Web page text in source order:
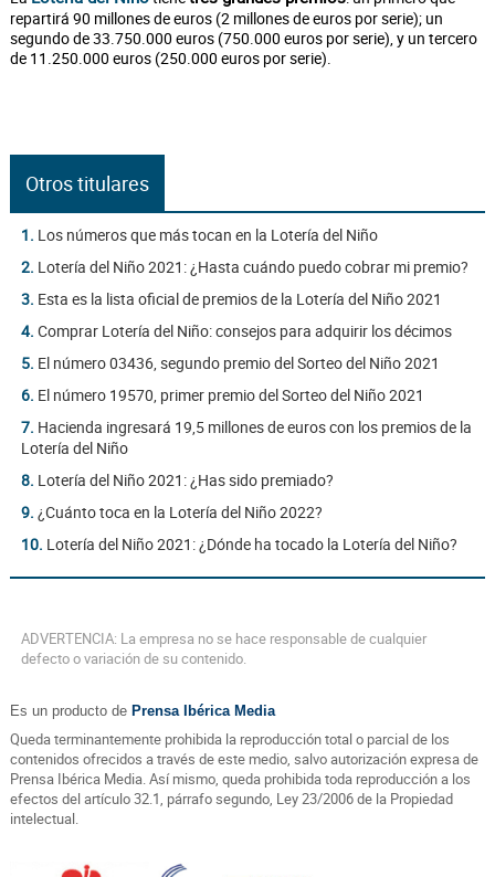
repartirá 90 millones de euros (2 millones de euros por serie); un
segundo de 33.750.000 euros (750.000 euros por serie), y un tercero
de 11.250.000 euros (250.000 euros por serie).
Otros titulares
1. Los números que más tocan en la Lotería del Niño
2. Lotería del Niño 2021: ¿Hasta cuándo puedo cobrar mi premio?
3. Esta es la lista oficial de premios de la Lotería del Niño 2021
4. Comprar Lotería del Niño: consejos para adquirir los décimos
5. El número 03436, segundo premio del Sorteo del Niño 2021
6. El número 19570, primer premio del Sorteo del Niño 2021
7. Hacienda ingresará 19,5 millones de euros con los premios de la
Lotería del Niño
8. Lotería del Niño 2021: ¿Has sido premiado?
9. ¿Cuánto toca en la Lotería del Niño 2022?
10. Lotería del Niño 2021: ¿Dónde ha tocado la Lotería del Niño?
ADVERTENCIA: La empresa no se hace responsable de cualquier
defecto o variación de su contenido.
Es un producto de Prensa Ibérica Media
Queda terminantemente prohibida la reproducción total o parcial de los
contenidos ofrecidos a través de este medio, salvo autorización expresa de
Prensa Ibérica Media. Así mismo, queda prohibida toda reproducción a los
efectos del artículo 32.1, párrafo segundo, Ley 23/2006 de la Propiedad
intelectual.